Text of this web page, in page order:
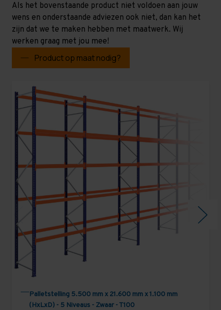
Als het bovenstaande product niet voldoen aan jouw
wens en onderstaande adviezen ook niet, dan kan het
zijn dat we te maken hebben met maatwerk. Wij
werken graag met jou mee!
Product op maat nodig?
Palletstelling 5.500 mm x 21.600 mm x 1.100 mm
(HxLxD) - 5 Niveaus - Zwaar - T100